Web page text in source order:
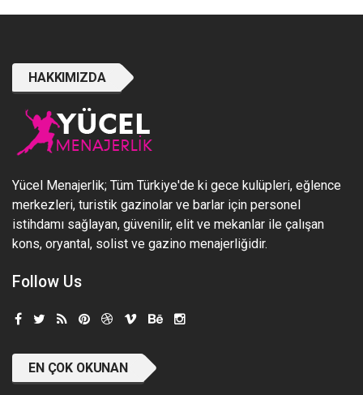
HAKKIMIZDA
Yücel Menajerlik; Tüm Türkiye'de ki gece kulüpleri, eğlence
merkezleri, turistik gazinolar ve barlar için personel
istihdamı sağlayan, güvenilir, elit ve mekanlar ile çalışan
kons, oryantal, solist ve gazino menajerliğidir.
Follow Us
EN ÇOK OKUNAN